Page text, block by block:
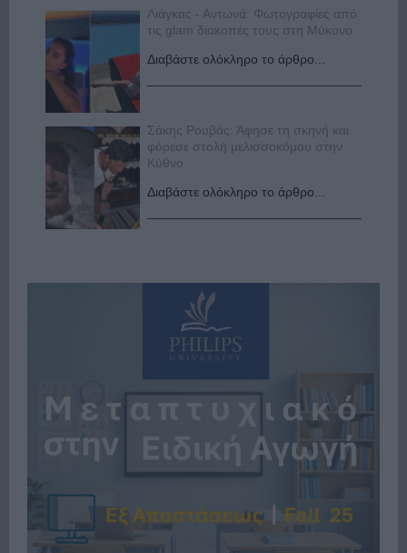
Λιάγκας - Αντωνά: Φωτογραφίες από
τις glam διακοπές τους στη Μύκονο
Διαβάστε ολόκληρο το άρθρο...
Σάκης Ρουβάς: Άφησε τη σκηνή και
φόρεσε στολή μελισσοκόμου στην
Κύθνο
Διαβάστε ολόκληρο το άρθρο...